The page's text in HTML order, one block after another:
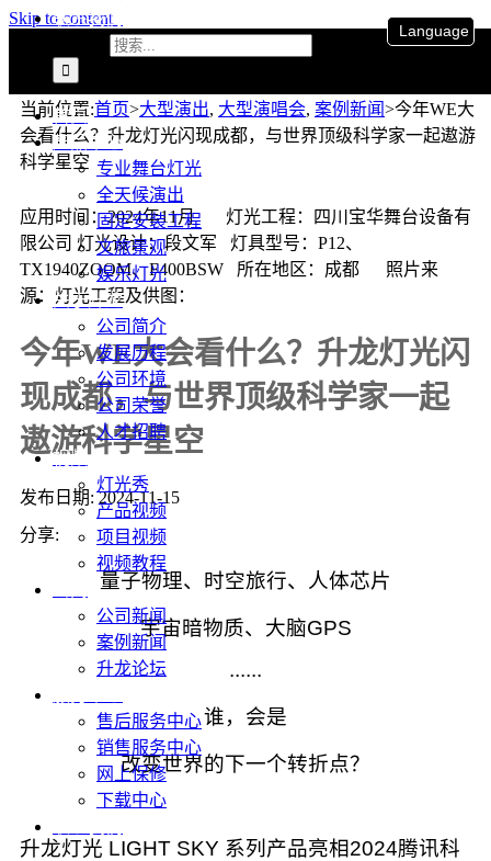
Skip to content
联系我们
首页
产品中心
专业舞台灯光
全天候演出
固定安装工程
文旅景观
娱乐灯光
关于升龙
公司简介
发展历程
公司环境
公司荣誉
人才招聘
视频
灯光秀
产品视频
项目视频
视频教程
公司新闻
案例新闻
升龙论坛
售后服务中心
销售服务中心
网上保修
下载中心
当前位置:首页>大型演出, 大型演唱会, 案例新闻>今年WE大
会看什么？升龙灯光闪现成都，与世界顶级科学家一起遨游
科学星空
应用时间：2024年11月 灯光工程：四川宝华舞台设备有
限公司 灯光设计：段文军 灯具型号：P12、
TX1940ZOOM、F400BSW 所在地区：成都 照片来
源：灯光工程及供图：
今年WE大会看什么？升龙灯光闪
现成都，与世界顶级科学家一起
遨游科学星空
发布日期: 2024-11-15
分享:
量子物理、时空旅行、人体芯片
宇宙暗物质、大脑GPS
......
谁，会是
改变世界的下一个转折点？
升龙灯光 LIGHT SKY 系列产品亮相2024腾讯科
Language